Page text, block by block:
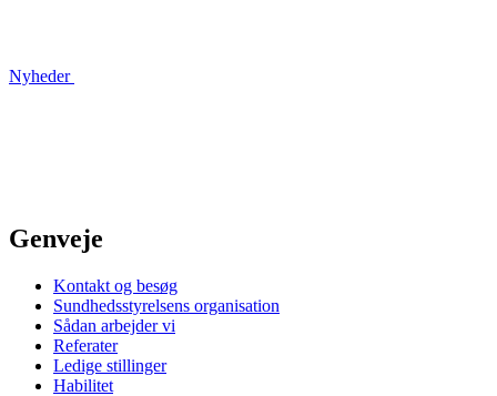
Nyheder
Genveje
Kontakt og besøg
Sundhedsstyrelsens organisation
Sådan arbejder vi
Referater
Ledige stillinger
Habilitet